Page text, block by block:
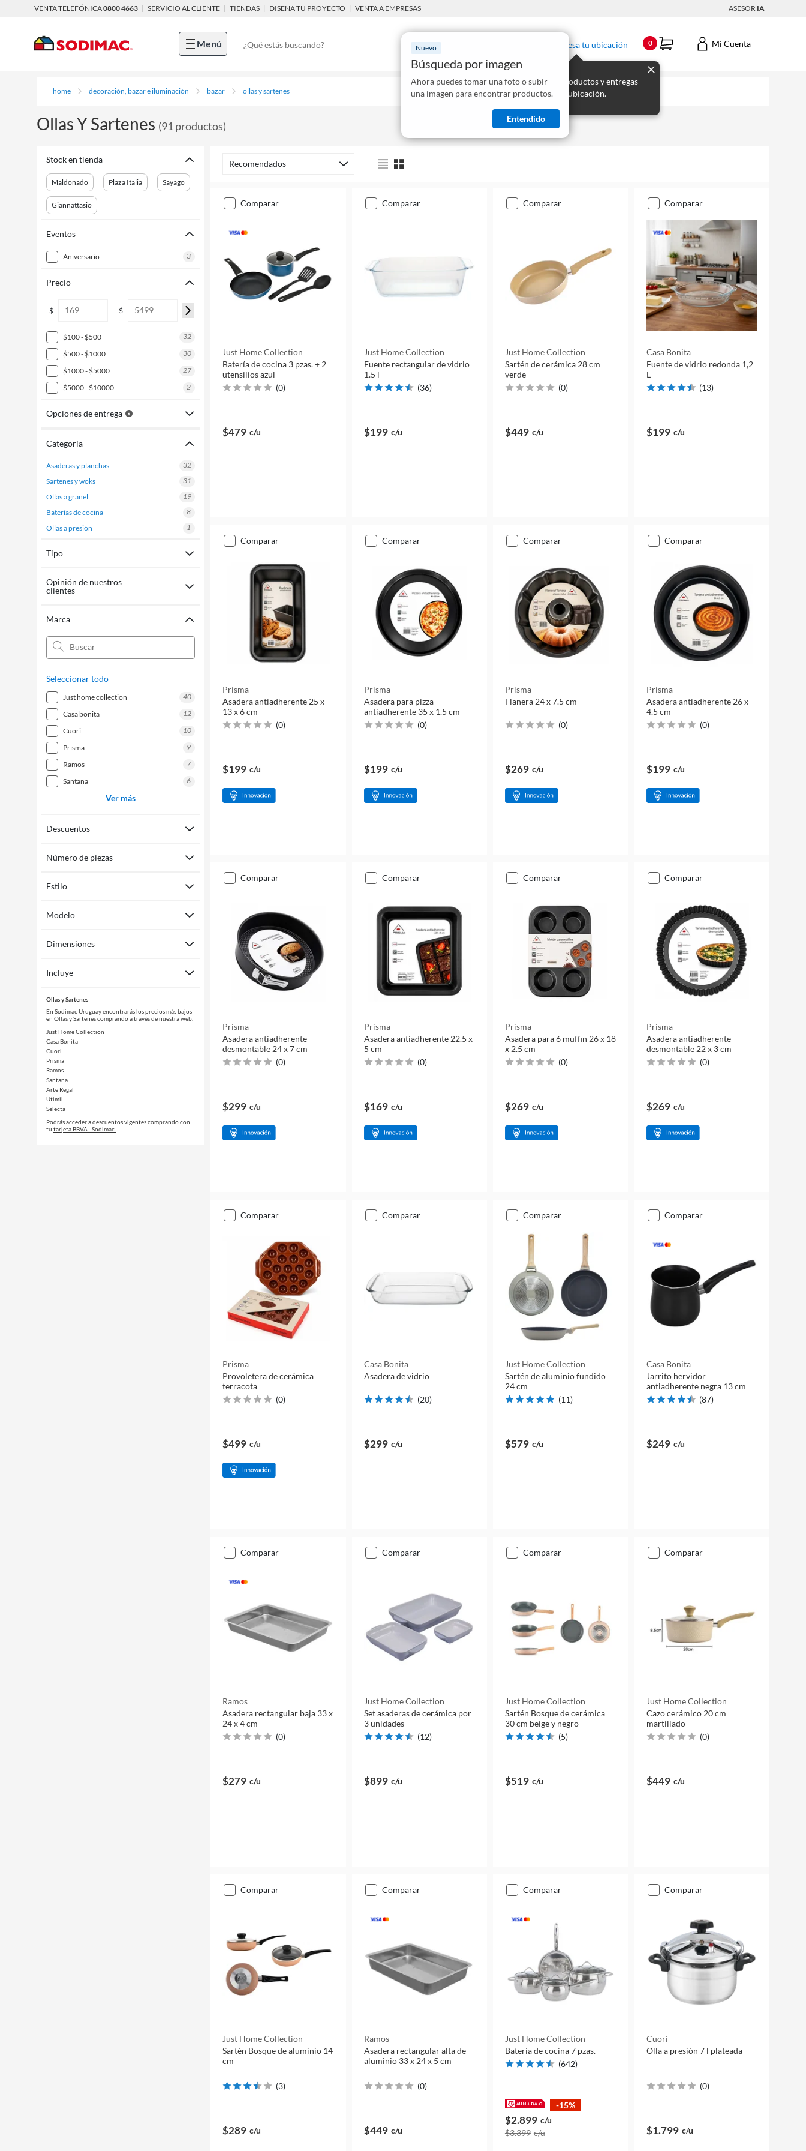
VENTA TELEFÓNICA0800 4663 | SERVICIO AL CLIENTE | TIENDAS | DISEÑA TU PROYECTO | VENTA A EMPRESAS ASESOR IA
Menú Nuevo
Búsqueda por imagen
Ahora puedes tomar una foto o subir
una imagen para encontrar productos.
Entendido
Ingresa tu ubicación
Mostraremos los productos y entregas
disponibles para tu ubicación.
0 Mi Cuenta
home decoración, bazar e iluminación bazar ollas y sartenes
Ollas Y Sartenes (91 productos)
Stock en tienda
Maldonado Plaza Italia Sayago
Giannattasio
Eventos
aniversario 3
Precio
$ - $
$100 - $500
32
$500 - $1000
30
$1000 - $5000
27
$5000 - $10000
2
Opciones de entrega
Categoría
asaderas y planchas
32
sartenes y woks
31
ollas a granel
19
baterías de cocina
8
ollas a presión
1
Tipo
Opinión de nuestros
clientes
Marca
Seleccionar todo
just home collection
40
casa bonita
12
cuori
10
prisma
9
ramos
7
santana
6
Ver más
Descuentos
Número de piezas
Estilo
Modelo
Dimensiones
Incluye
Ollas y Sartenes
En Sodimac Uruguay encontrarás los precios más bajos
en Ollas y Sartenes comprando a través de nuestra web.
Just Home Collection
Casa Bonita
Cuori
Prisma
Ramos
Santana
Arte Regal
Utimil
Selecta
Podrás acceder a descuentos vigentes comprando con
tu tarjeta BBVA - Sodimac.
Recomendados
comparar
Just Home Collection
Batería de cocina 3 pzas. + 2
utensilios azul
(0)
$479 c/u
comparar
Just Home Collection
Fuente rectangular de vidrio
1.5 l
(36)
$199 c/u
comparar
Just Home Collection
Sartén de cerámica 28 cm
verde
(0)
$449 c/u
comparar
Casa Bonita
Fuente de vidrio redonda 1,2
L
(13)
$199 c/u
comparar
Prisma
Asadera antiadherente 25 x
13 x 6 cm
(0)
$199 c/u
comparar
Prisma
Asadera para pizza
antiadherente 35 x 1.5 cm
(0)
$199 c/u
comparar
Prisma
Flanera 24 x 7.5 cm
(0)
$269 c/u
comparar
Prisma
Asadera antiadherente 26 x
4.5 cm
(0)
$199 c/u
comparar
Prisma
Asadera antiadherente
desmontable 24 x 7 cm
(0)
$299 c/u
comparar
Prisma
Asadera antiadherente 22.5 x
5 cm
(0)
$169 c/u
comparar
Prisma
Asadera para 6 muffin 26 x 18
x 2.5 cm
(0)
$269 c/u
comparar
Prisma
Asadera antiadherente
desmontable 22 x 3 cm
(0)
$269 c/u
comparar
Prisma
Provoletera de cerámica
terracota
(0)
$499 c/u
comparar
Casa Bonita
Asadera de vidrio
(20)
$299 c/u
comparar
Just Home Collection
Sartén de aluminio fundido
24 cm
(11)
$579 c/u
comparar
Casa Bonita
Jarrito hervidor
antiadherente negra 13 cm
(87)
$249 c/u
comparar
Ramos
Asadera rectangular baja 33 x
24 x 4 cm
(0)
$279 c/u
comparar
Just Home Collection
Set asaderas de cerámica por
3 unidades
(12)
$899 c/u
comparar
Just Home Collection
Sartén Bosque de cerámica
30 cm beige y negro
(5)
$519 c/u
comparar
Just Home Collection
Cazo cerámico 20 cm
martillado
(0)
$449 c/u
comparar
Just Home Collection
Sartén Bosque de aluminio 14
cm
(3)
$289 c/u
comparar
Ramos
Asadera rectangular alta de
aluminio 33 x 24 x 5 cm
(0)
$449 c/u
comparar
Just Home Collection
Batería de cocina 7 pzas.
(642)
-15%
$2.899 c/u
$3.399 c/u
comparar
Cuori
Olla a presión 7 l plateada
(0)
$1.799 c/u